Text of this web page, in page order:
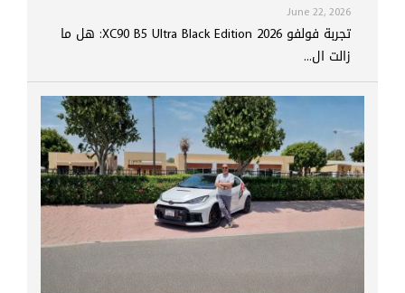
June 22, 2026
تجربة فولفو XC90 B5 Ultra Black Edition 2026: هل ما
زالت ال...